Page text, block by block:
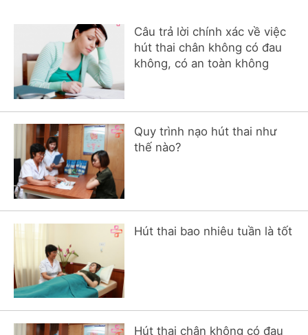
Câu trả lời chính xác về việc
hút thai chân không có đau
không, có an toàn không
Quy trình nạo hút thai như
thế nào?
Hút thai bao nhiêu tuần là tốt
Hút thai chân không có đau